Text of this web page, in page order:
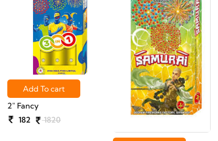
Add To cart
2" Fancy
182
1820